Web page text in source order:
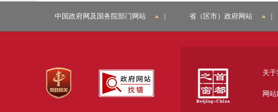
中国政府网及国务院部门网站 省（区市）政府网站
关于
网